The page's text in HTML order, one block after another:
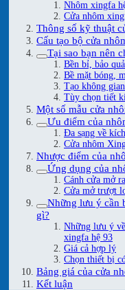
Nhôm xingfa
Cửa nhôm
Thông số kỹ thuật
Cấu tạo bộ cửa
Tại sao bạn nên
Bền bỉ, bảo
Bề mặt bóng,
Tạo không
Tùy chọn tiết
Một số mẫu cửa
Ưu điểm của
Đa sạng về
Cửa nhôm
Nhược điểm của
Ứng dụng của
Cánh cửa mở ra
Cửa mở trượt
Những lưu ý cần
gì?
Những lưu ý
xingfa hệ 93
Giá cả hợp lý
Chọn thiết bị
Bảng giá của cửa
Kết luận